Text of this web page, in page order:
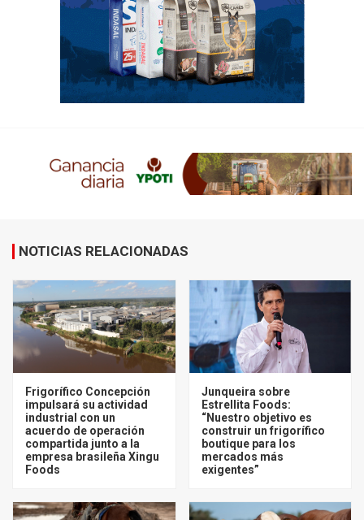
NOTICIAS RELACIONADAS
Frigorífico Concepción
impulsará su actividad
industrial con un
acuerdo de operación
compartida junto a la
empresa brasileña Xingu
Foods
Junqueira sobre
Estrellita Foods:
“Nuestro objetivo es
construir un frigorífico
boutique para los
mercados más
exigentes”